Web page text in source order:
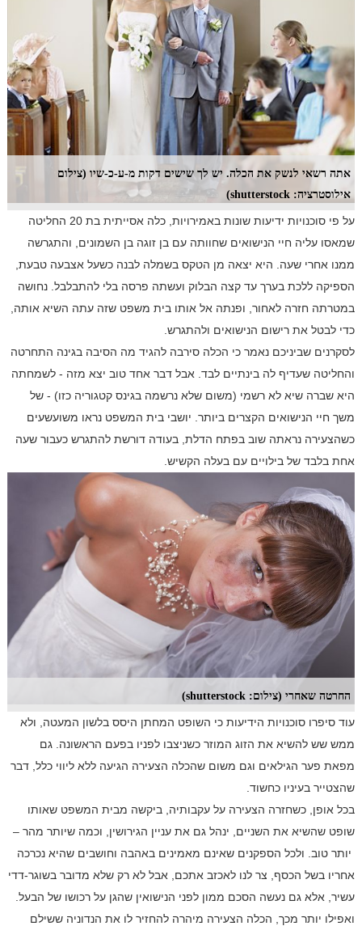
אתה רשאי לנשק את הכלה. יש לך שישים דקות מ-ע-כ-שיו (צילום
אילוסטרציה: shutterstock)
על פי סוכנויות ידיעות שונות באמירויות, כלה אסייתית בת 20 החליטה
שמאסו עליה חיי הנישואים שחוותה עם בן זוגה בן השמונים, והתגרשה
ממנו אחרי שעה. היא יצאה מן הטקס בשמלה לבנה כשעל אצבעה טבעת,
הספיקה ללכת בערך עד קצה הבלוק ועשתה פרסה בלי להתבלבל. נחושה
במטרתה חזרה לאחור, ופנתה אל אותו בית משפט שזה עתה השיא אותה,
כדי לבטל את רישום הנישואים ולהתגרש.
לסקרנים שביניכם נאמר כי הכלה סירבה להגיד מה הסיבה בגינה התחרטה
והחליטה שעדיף לה בינתיים לבד. אבל דבר אחד טוב יצא מזה - לשמחתה
היא שברה שיא לא רשמי (משום שלא נרשמה בגינס קטגוריה כזו) - של
משך חיי הנישואים הקצרים ביותר. יושבי בית המשפט נראו משועשעים
כשהצעירה נראתה שוב בפתח הדלת, בעודה דורשת להתגרש כעבור שעה
אחת בלבד של בילויים עם בעלה הקשיש.
החרטה שאחרי (צילום: shutterstock)
עוד סיפרו סוכנויות הידיעות כי השופט המחתן היסס בלשון המעטה, ולא
ממש שש להשיא את הזוג המוזר כשניצבו לפניו בפעם הראשונה. גם
מפאת פער הגילאים וגם משום שהכלה הצעירה הגיעה ללא ליווי כלל, דבר
שהצטייר בעיניו כחשוד.
בכל אופן, כשחזרה הצעירה על עקבותיה, ביקשה מבית המשפט שאותו
שופט שהשיא את השניים, ינהל גם את עניין הגירושין, וכמה שיותר מהר –
יותר טוב. ולכל הספקנים שאינם מאמינים באהבה וחושבים שהיא נכרכה
אחריו בשל הכסף, צר לנו לאכזב אתכם, אבל לא רק שלא מדובר בשוגר-דדי
עשיר, אלא גם נעשה הסכם ממון לפני הנישואין שהגן על רכושו של הבעל.
ואפילו יותר מכך, הכלה הצעירה מיהרה להחזיר לו את הנדוניה ששילם